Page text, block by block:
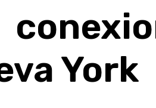
York